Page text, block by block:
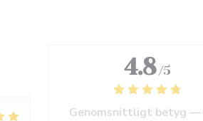
4.8 /5
Genomsnittligt betyg —